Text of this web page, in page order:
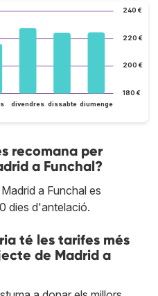
180 €
200 €
220 €
240 €
divendres dissabte diumenge
recomana per
a Funchal?
a Funchal es
dies d'antelació.
té les tarifes més
de Madrid a